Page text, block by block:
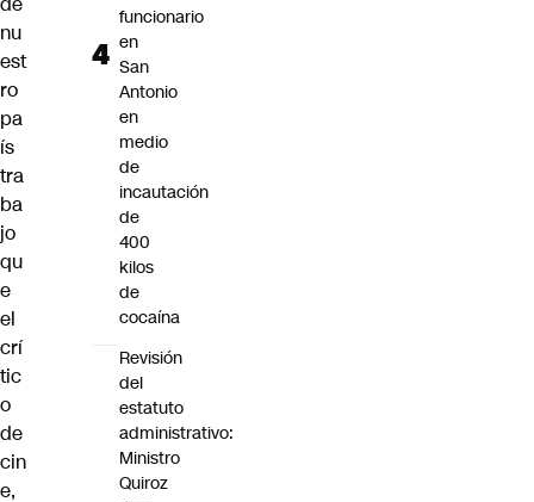
nu
est
ro
pa
ís
tra
ba
jo
qu
e
el
crí
tic
o
de
cin
e,
funcionario
en
San
Antonio
en
medio
de
incautación
de
400
kilos
de
cocaína
Revisión
del
estatuto
administrativo:
Ministro
Quiroz